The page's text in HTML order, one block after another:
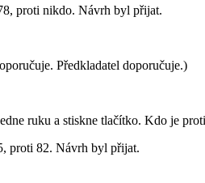
proti nikdo. Návrh byl přijat.
Předkladatel doporučuje.)
ruku a stiskne tlačítko. Kdo je
proti 82. Návrh byl přijat.